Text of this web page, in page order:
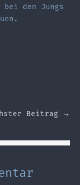
den Jungs
Beitrag →